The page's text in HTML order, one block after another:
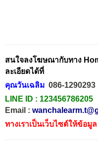
สนใจลงโฆษณากับทาง
ละเอียดได้ที่
คุณวันเฉลิม 086-1290293
LINE ID : 123456786205
Email :
ทางเราเป็นเว็บไซต์ให้ข้อมู